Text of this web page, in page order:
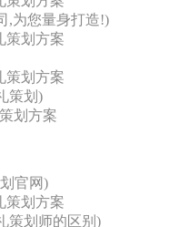
,为您量身打造!)
策划方案
策划方案
策划)
划方案
官网)
策划方案
策划师的区别)